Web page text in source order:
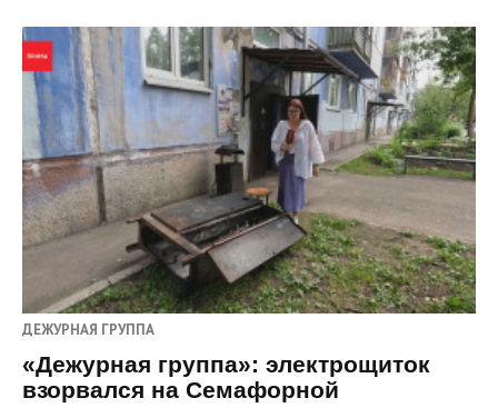
ДЕЖУРНАЯ ГРУППА
«Дежурная группа»: электрощиток
взорвался на Семафорной